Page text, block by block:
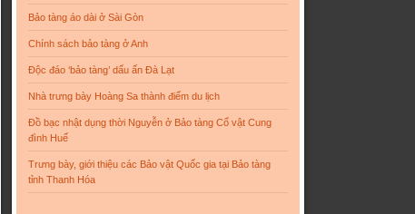
Bảo tàng áo dài ở Sài Gòn
Chính sách bảo tàng ở Anh
Độc đáo ‘bảo tàng’ dấu ấn Đà Lạt
Nhà trưng bày Hoàng Sa thành điểm du lịch
Đồ bạc nhật dụng thời Nguyễn ở Bảo tàng Cổ vật Cung
đình Huế
Trưng bày, giới thiệu các Bảo vật Quốc gia tại Bảo tàng
tỉnh Thanh Hóa